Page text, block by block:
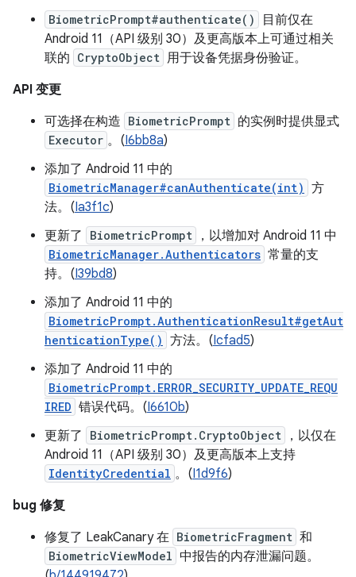
BiometricPrompt#authenticate()
目前仅在
Android 11（API 级别 30）及更高版本上可通过相关
联的 CryptoObject 用于设备凭据身份验证。
API 变更
可选择在构造 BiometricPrompt 的实例时提供显式
Executor 。(I6bb8a)
添加了 Android 11 中的
BiometricManager#canAuthenticate(int) 方
法。(Ia3f1c)
更新了
BiometricPrompt ，以增加对 Android 11 中
BiometricManager.Authenticators 常量的支
持。(I39bd8)
添加了 Android 11 中的
BiometricPrompt.AuthenticationResult#getAut
henticationType() 方法。(Icfad5)
添加了 Android 11 中的
BiometricPrompt.ERROR_SECURITY_UPDATE_REQU
IRED 错误代码。(I6610b)
更新了
BiometricPrompt.CryptoObject
，以仅在
Android 11（API 级别 30）及更高版本上支持
IdentityCredential 。 (I1d9f6)
bug 修复
修复了 LeakCanary 在 BiometricFragment 和
BiometricViewModel 中报告的内存泄漏问题。